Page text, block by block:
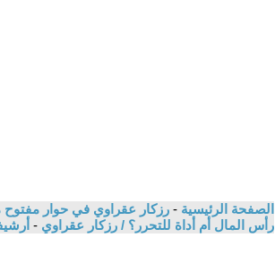
الصفحة الرئيسية - رزكار عقراوي في حوار مفتوح
رأس المال أم أداة للتحرر؟ / رزكار عقراوي -